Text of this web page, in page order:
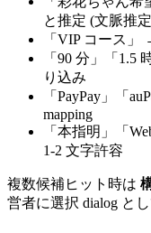
と推定 (文脈推
「VIP コース
「90 分」「1.5
り込み
「PayPay」「
mapping
「本指明」「
1-2 文字許容
複数候補ヒット時は
営者に選択 dialog と